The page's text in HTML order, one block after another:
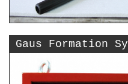
Gaus Formation